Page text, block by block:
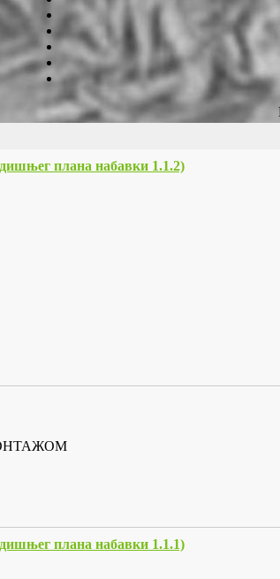
плана набавки 1.1.2)
плана набавки 1.1.1)